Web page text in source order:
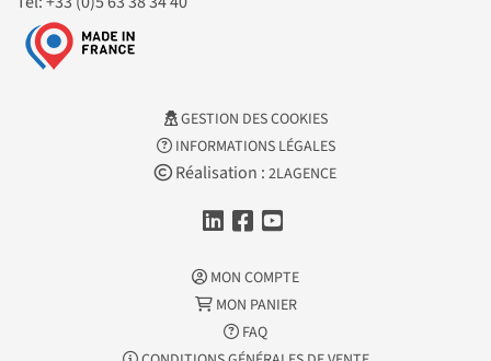
GESTION DES COOKIES
INFORMATIONS LÉGALES
Réalisation : 2LAGENCE
MON COMPTE
MON PANIER
FAQ